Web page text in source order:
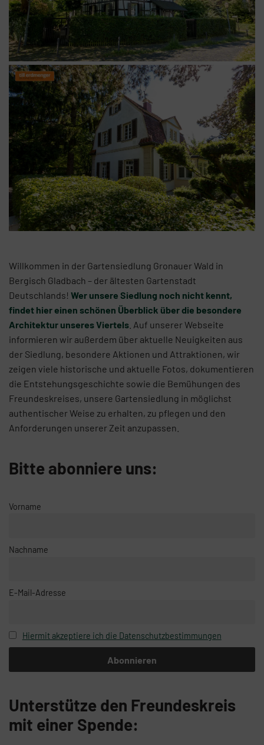
Willkommen in der Gartensiedlung Gronauer Wald in
Bergisch Gladbach – der ältesten Gartenstadt
Deutschlands! Wer unsere Siedlung noch nicht kennt,
findet hier einen schönen Überblick über die besondere
Architektur unseres Viertels . Auf unserer Webseite
informieren wir außerdem über aktuelle Neuigkeiten aus
der Siedlung, besondere Aktionen und Attraktionen, wir
zeigen viele historische und aktuelle Fotos, dokumentieren
die Entstehungsgeschichte sowie die Bemühungen des
Freundeskreises, unsere Gartensiedlung in möglichst
authentischer Weise zu erhalten, zu pflegen und den
Anforderungen unserer Zeit anzupassen.
Bitte abonniere uns:
Vorname
Nachname
E-Mail-Adresse
Hiermit akzeptiere ich die Datenschutzbestimmungen
Unterstütze den Freundeskreis
mit einer Spende: